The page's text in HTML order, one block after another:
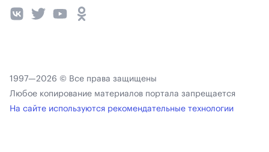
1997—2026 © Все права защищены
Любое копирование материалов портала запрещается
На сайте используются рекомендательные технологии